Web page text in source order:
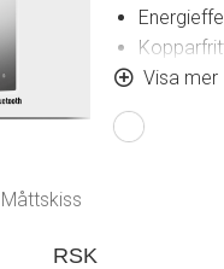
Imskydd
Justerbar
Visa mer
Måttskiss
RSK